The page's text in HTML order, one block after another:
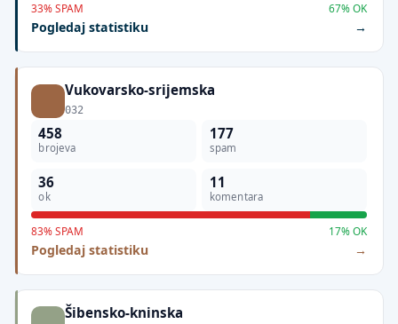
33% SPAM 67% OK
Pogledaj statistiku
Vukovarsko-srijemska
032
458
brojeva
177
spam
36
ok
11
komentara
83% SPAM 17% OK
Pogledaj statistiku
Šibensko-kninska